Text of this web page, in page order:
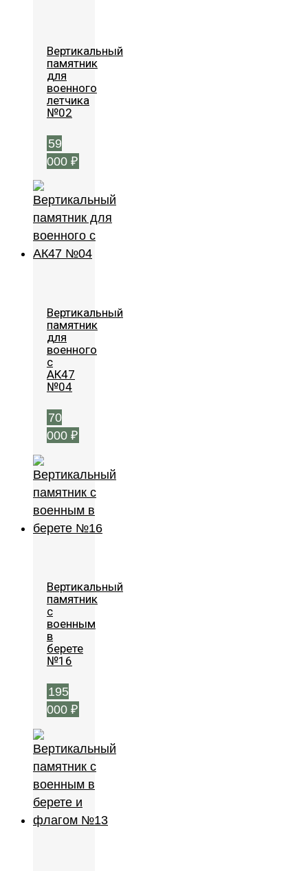
Вертикальный
памятник
для
военного
летчика
№02
59
000 ₽
Вертикальный
памятник
для
военного
с
АК47
№04
70
000 ₽
Вертикальный
памятник
с
военным
в
берете
№16
195
000 ₽